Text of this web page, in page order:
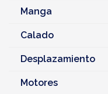
Manga
Calado
Desplazamiento
Motores